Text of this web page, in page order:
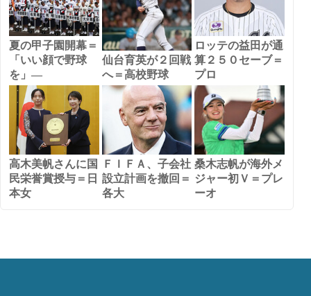
夏の甲子園開幕＝
「いい顔で野球
を」―
仙台育英が２回戦
へ＝高校野球
ロッテの益田が通
算２５０セーブ＝
プロ
高木美帆さんに国
民栄誉賞授与＝日
本女
ＦＩＦＡ、子会社
設立計画を撤回＝
各大
桑木志帆が海外メ
ジャー初Ｖ＝プレ
ーオ